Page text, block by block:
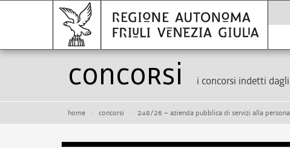
Concorsi i concorsi indetti
home concorsi 248/26 – azienda pubblica di servizi alla persona “umberto